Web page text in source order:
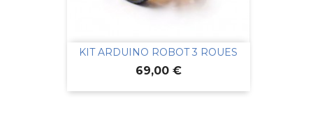
KIT ARDUINO ROBOT 3 ROUES
Prix
69,00 €